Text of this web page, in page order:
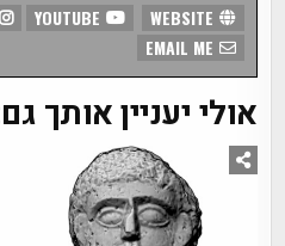
אולי יעניין אותך